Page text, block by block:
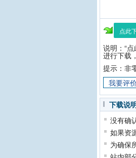
点此
说明：“
进行下载
提示：非
我要评价
下载说
没有确
如果资
为确保